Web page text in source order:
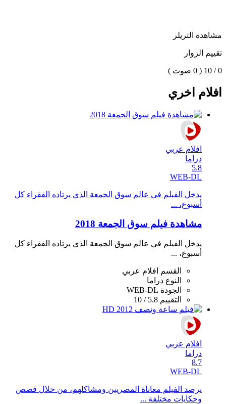
مشاهدة التريلر
تقييم الزوار
0 / 10 ( 0 صوت )
افلام اخري
افلام عربي
دراما
5.8
WEB-DL
يدخل الفيلم في عالم سوق الجمعة الذي يرتاده الفقراء كل
أسبوع، ...
مشاهدة فيلم سوق الجمعة 2018
يدخل الفيلم في عالم سوق الجمعة الذي يرتاده الفقراء كل
أسبوع، ...
القسم
افلام عربي
النوع دراما
الجودة WEB-DL
التقييم 5.8 / 10
افلام عربي
دراما
8.7
WEB-DL
يرصد الفيلم معاناة المصريين ومشاكلهم، من خلال قصص
وحكايات مختلفة ...